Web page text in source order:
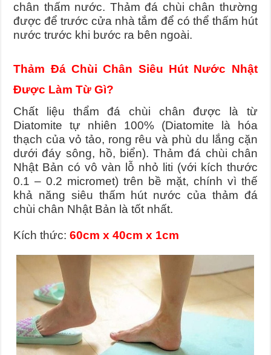
chân thấm nước. Thảm đá chùi chân thường
được để trước cửa nhà tắm để có thể thấm hút
nước trước khi bước ra bên ngoài.
Thảm Đá Chùi Chân Siêu Hút Nước Nhật
Được Làm Từ Gì?
Chất liệu thẩm đá chùi chân được là từ
Diatomite tự nhiên 100% (Diatomite là hóa
thạch của vỏ tảo, rong rêu và phù du lắng cặn
dưới đáy sông, hồ, biển).Thảm đá chùi chân
Nhật Bản có vô vàn lỗ nhỏ liti (với kích thước
0.1 – 0.2 micromet) trên bề mặt, chính vì thế
khả năng siêu thấm hút nước của thảm đá
chùi chân Nhật Bản là tốt nhất.
Kích thức:60cm x 40cm x 1cm